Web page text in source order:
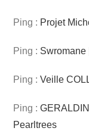
Ping : Projet
Ping : Swromane
Ping :Veille
Ping :
Pearltrees